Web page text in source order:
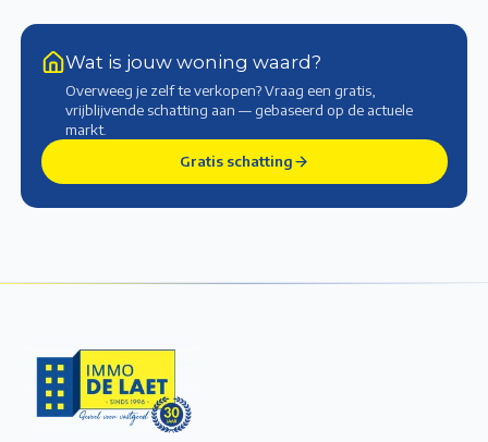
Wat is jouw woning waard?
Overweeg je zelf te verkopen? Vraag een gratis,
vrijblijvende schatting aan — gebaseerd op de actuele
markt.
Gratis schatting